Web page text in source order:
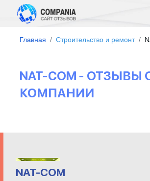
Главная Строительство и ремонт
NAT-COM - ОТЗЫВЫ
КОМПАНИИ
NAT-COM